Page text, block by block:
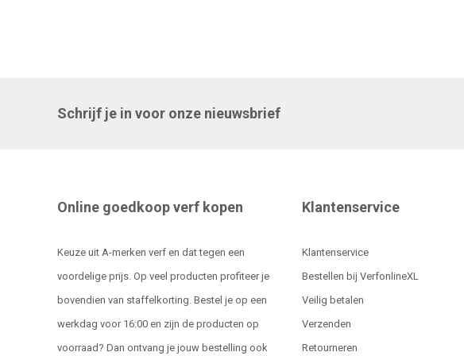
Schrijf je in voor onze nieuwsbrief
Online goedkoop verf kopen
Keuze uit A-merken verf en dat tegen een
voordelige prijs. Op veel producten profiteer je
bovendien van staffelkorting. Bestel je op een
werkdag voor 16:00 en zijn de producten op
voorraad? Dan ontvang je jouw bestelling ook
Klantenservice
Klantenservice
Bestellen bij VerfonlineXL
Veilig betalen
Verzenden
Retourneren